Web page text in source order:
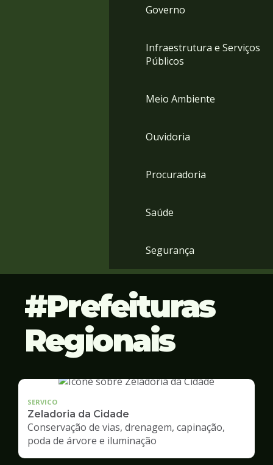
Governo
Infraestrutura e Serviços
Públicos
Meio Ambiente
Ouvidoria
Procuradoria
Saúde
Segurança
Prefeituras
Regionais
SERVICO
Zeladoria da Cidade
Conservação de vias, drenagem, capinação,
poda de árvore e iluminação